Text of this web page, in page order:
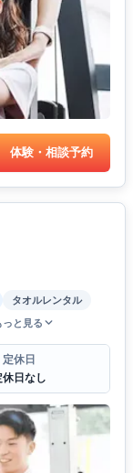
体験・相談予約
タオルレンタル
っと見る
定休日
休日なし